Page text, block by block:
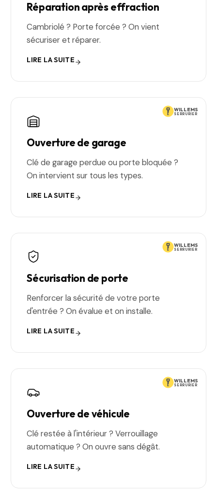
Réparation après effraction
Cambriolé ? Porte forcée ? On vient
sécuriser et réparer.
LIRE LA SUITE
WILLEMS
SERRURIER
Ouverture de garage
Clé de garage perdue ou porte bloquée ?
On intervient sur tous les types.
LIRE LA SUITE
WILLEMS
SERRURIER
Sécurisation de porte
Renforcer la sécurité de votre porte
d'entrée ? On évalue et on installe.
LIRE LA SUITE
WILLEMS
SERRURIER
Ouverture de véhicule
Clé restée à l'intérieur ? Verrouillage
automatique ? On ouvre sans dégât.
LIRE LA SUITE